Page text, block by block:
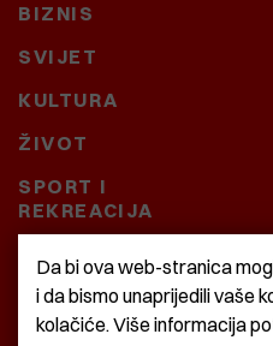
BIZNIS
SVIJET
KULTURA
ŽIVOT
SPORT I
REKREACIJA
CRNA KRONIKA
BAŠTARDINI I PRAVI
Da bi ova web-stranica
i da bismo unaprijedili vaše
kolačiće. Više informacija